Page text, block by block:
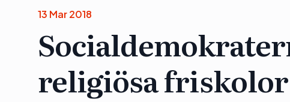
13 Mar 2018
religiösa friskolor